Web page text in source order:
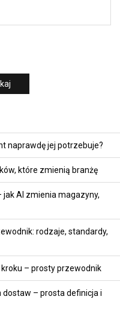
naprawdę jej potrzebuje?
które zmienią branżę
AI zmienia magazyny,
rodzaje, standardy,
kroku – prosty przewodnik
– prosta definicja i